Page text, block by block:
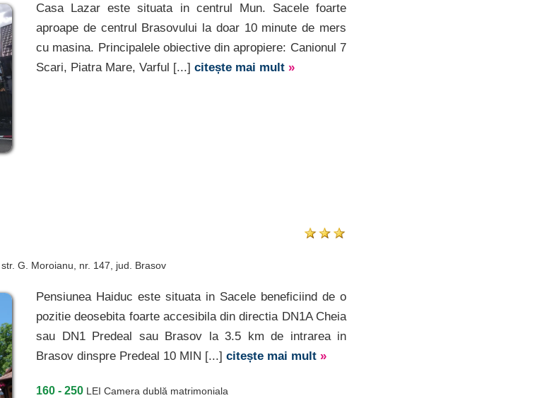
Casa Lazar este situata in centrul Mun. Sacele foarte
aproape de centrul Brasovului la doar 10 minute de mers
cu masina. Principalele obiective din apropiere: Canionul 7
Scari, Piatra Mare, Varful [...] citește mai mult »
, str. G. Moroianu, nr. 147 , jud. Brasov
Pensiunea Haiduc este situata in Sacele beneficiind de o
pozitie deosebita foarte accesibila din directia DN1A Cheia
sau DN1 Predeal sau Brasov la 3.5 km de intrarea in
Brasov dinspre Predeal 10 MIN [...] citește mai mult »
160 - 250 LEI Camera dublă matrimoniala